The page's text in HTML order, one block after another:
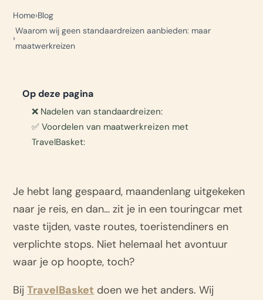
Home Blog
Waarom wij geen standaardreizen aanbieden: maar
maatwerkreizen
Op deze pagina
❌ Nadelen van standaardreizen:
✅ Voordelen van maatwerkreizen met
TravelBasket:
Je hebt lang gespaard, maandenlang uitgekeken
naar je reis, en dan… zit je in een touringcar met
vaste tijden, vaste routes, toeristendiners en
verplichte stops. Niet helemaal het avontuur
waar je op hoopte, toch?
BijTravelBasket doen we het anders. Wij